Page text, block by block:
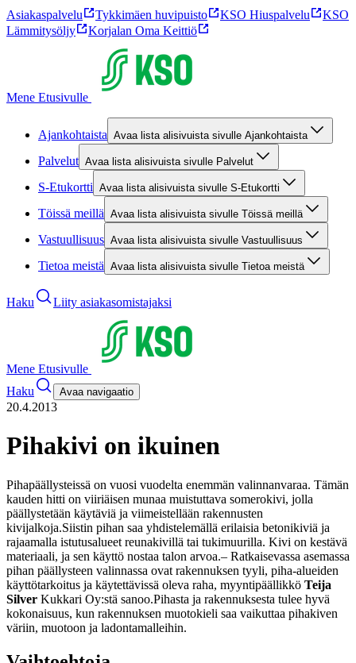
Asiakaspalvelu Tykkimäen huvipuisto KSO Hiuspalvelu
KSO
Lämmitysöljy
Korjalan Oma Keittiö
Mene Etusivulle
Ajankohtaista Avaa lista alisivuista sivulle Ajankohtaista
Palvelut Avaa lista alisivuista sivulle Palvelut
S-Etukortti Avaa lista alisivuista sivulle S-Etukortti
Töissä meillä Avaa lista alisivuista sivulle Töissä meillä
Vastuullisuus Avaa lista alisivuista sivulle Vastuullisuus
Tietoa meistä Avaa lista alisivuista sivulle Tietoa meistä
Haku Liity asiakasomistajaksi
Mene Etusivulle
Haku
Avaa navigaatio
20.4.2013
Pihakivi on ikuinen
Pihapäällysteissä on vuosi vuodelta enemmän valinnanvaraa. Tämän
kauden hitti on viiriäisen munaa muistuttava somerokivi, jolla
päällystetään käytäviä ja viimeistellään rakennusten
kivijalkoja.Siistin pihan saa yhdistelemällä erilaisia betonikiviä ja
rajaamalla istutusalueet reunakivillä tai tukimuurilla. Kivi on kestävä
materiaali, ja sen käyttö nostaa talon arvoa.– Ratkaisevassa asemassa
pihan päällysteen valinnassa ovat rakennuksen tyyli, piha-alueiden
käyttötarkoitus ja käytettävissä oleva raha, myyntipäällikkö Teija
Silver Kukkari Oy:stä sanoo.Pihasta ja rakennuksesta tulee hyvä
kokonaisuus, kun rakennuksen muotokieli saa vaikuttaa pihakiven
väriin, muotoon ja ladontamalleihin.